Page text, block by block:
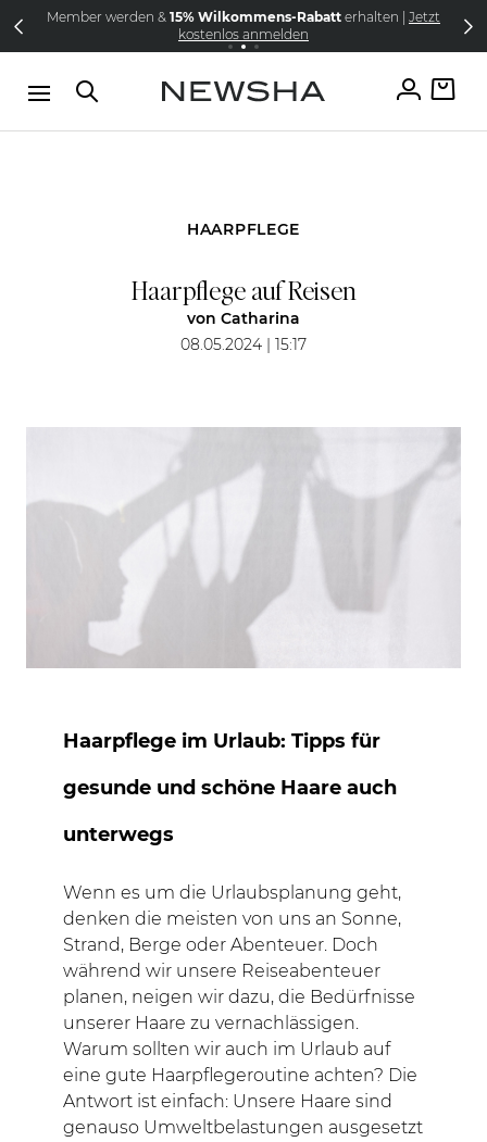
Direkt zum Inhalt
NEW IN: The Iconic Limited Chrome Collection
Member werden & 15% Wilkommens-Rabatt erhalten | Jetzt
kostenlos anmelden
Versandkostenfrei schon ab CHF 105
HAARPFLEGE
Haarpflege auf Reisen
von Catharina
08.05.2024 | 15:17
Haarpflege im Urlaub: Tipps für
gesunde und schöne Haare auch
unterwegs
Wenn es um die Urlaubsplanung geht,
denken die meisten von uns an Sonne,
Strand, Berge oder Abenteuer. Doch
während wir unsere Reiseabenteuer
planen, neigen wir dazu, die Bedürfnisse
unserer Haare zu vernachlässigen.
Warum sollten wir auch im Urlaub auf
eine gute Haarpflegeroutine achten? Die
Antwort ist einfach: Unsere Haare sind
genauso Umweltbelastungen ausgesetzt